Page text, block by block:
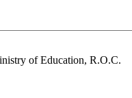
of Education, R.O.C.